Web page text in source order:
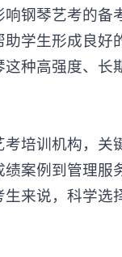
琴艺考的备
学生形成良
种高强度、
考培训机构，关
案例到管理
来说，科学